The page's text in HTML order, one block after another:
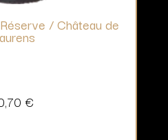
/ Château de
€